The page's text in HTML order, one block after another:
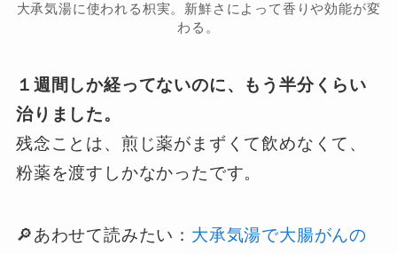
大承気湯に使われる枳実。新鮮さによって香りや効能が変
わる。
１週間しか経ってないのに、もう半分くらい
治りました。
残念ことは、煎じ薬がまずくて飲めなくて、
粉薬を渡すしかなかったです。
🔎あわせて読みたい： 大承気湯で大腸がんの